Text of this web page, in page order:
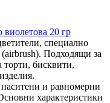
виолетова 20 гр
специално
(airbrush). Подходящи за
торти, бисквити,
и равномерни
характеристики